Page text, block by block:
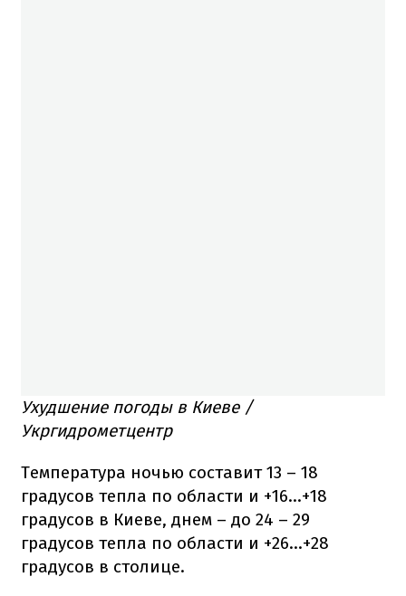
Ухудшение погоды в Киеве /
Укргидрометцентр
Температура ночью составит 13 – 18
градусов тепла по области и +16…+18
градусов в Киеве, днем – до 24 – 29
градусов тепла по области и +26…+28
градусов в столице.